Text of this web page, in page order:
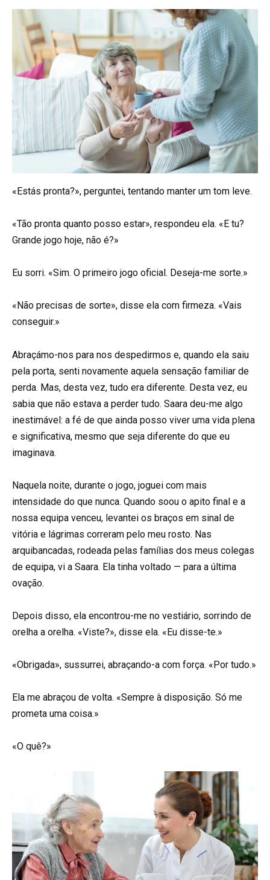
«Estás pronta?», perguntei, tentando manter um tom leve.
«Tão pronta quanto posso estar», respondeu ela. «E tu?
Grande jogo hoje, não é?»
Eu sorri. «Sim. O primeiro jogo oficial. Deseja-me sorte.»
«Não precisas de sorte», disse ela com firmeza. «Vais
conseguir.»
Abraçámo-nos para nos despedirmos e, quando ela saiu
pela porta, senti novamente aquela sensação familiar de
perda. Mas, desta vez, tudo era diferente. Desta vez, eu
sabia que não estava a perder tudo. Saara deu-me algo
inestimável: a fé de que ainda posso viver uma vida plena
e significativa, mesmo que seja diferente do que eu
imaginava.
Naquela noite, durante o jogo, joguei com mais
intensidade do que nunca. Quando soou o apito final e a
nossa equipa venceu, levantei os braços em sinal de
vitória e lágrimas correram pelo meu rosto. Nas
arquibancadas, rodeada pelas famílias dos meus colegas
de equipa, vi a Saara. Ela tinha voltado — para a última
ovação.
Depois disso, ela encontrou-me no vestiário, sorrindo de
orelha a orelha. «Viste?», disse ela. «Eu disse-te.»
«Obrigada», sussurrei, abraçando-a com força. «Por tudo.»
Ela me abraçou de volta. «Sempre à disposição. Só me
prometa uma coisa.»
«O quê?»